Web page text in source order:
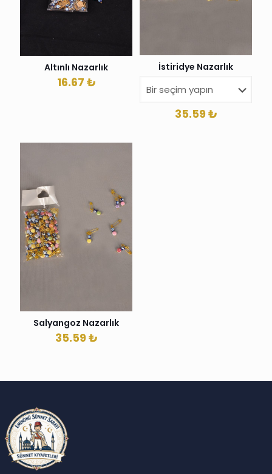
Altınlı Nazarlık
16.67 ₺
İstiridye Nazarlık
35.59 ₺
Salyangoz Nazarlık
35.59 ₺